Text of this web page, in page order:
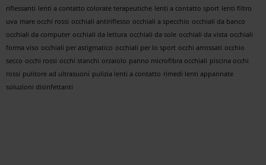
riflessanti lenti a contatto colorate terapeutiche lenti a contatto sport lenti filtro
uva mare occhi rossi occhiali antiriflesso occhiali a specchio occhiali da banco
occhiali da computer occhiali da lettura occhiali da sole occhiali da vista occhiali
forma viso occhiali per astigmatico occhiali per lo sport occhi arrossati occhio
secco occhi rossi occhi stanchi orzaiolo panno microfibra occhiali piscina occhi
rossi pulitore ad ultrasuoni pulizia lenti a contatto rimedi lenti appannate
soluzioni disinfettanti